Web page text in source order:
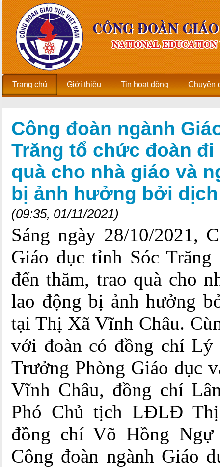
Trang chủ Giới thiệu Tin hoạt động Chuyên
Công đoàn ngành
Trăng tổ chức đoàn đi
quà cho nhà giáo và
bị ảnh hưởng bởi
(09:35, 01/11/2021)
Sáng ngày 28/10/2021,
Giáo dục tỉnh Sóc Trăng
đến thăm, trao quà cho
lao động bị ảnh hưởng
tại Thị Xã Vĩnh Châu.
với đoàn có đồng chí Lý
Trưởng Phòng Giáo dục
Vĩnh Châu, đồng chí
Phó Chủ tịch LĐLĐ
đồng chí Võ Hồng
Công đoàn ngành Giáo